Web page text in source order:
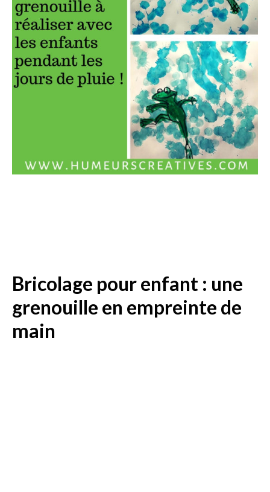
Bricolage pour enfant : une
grenouille en empreinte de
main